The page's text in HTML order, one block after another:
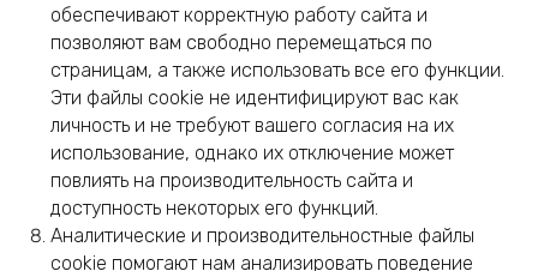
обеспечивают корректную работу сайта и
позволяют вам свободно перемещаться по
страницам, а также использовать все его функции.
Эти файлы cookie не идентифицируют вас как
личность и не требуют вашего согласия на их
использование, однако их отключение может
повлиять на производительность сайта и
доступность некоторых его функций.
Аналитические и производительностные файлы
cookie помогают нам анализировать поведение